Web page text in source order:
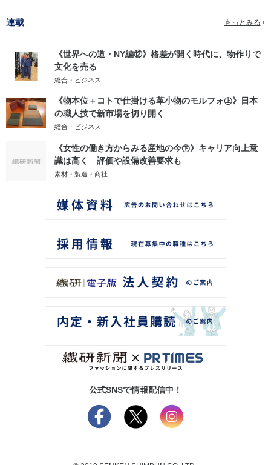
連載 もっとみる
《世界への道・NY編⑫》格差が開く時代に、物作りで
文化を売る
総合・ビジネス
《物本位＋コトで仕掛ける革小物のモルフォ㊤》日本
の職人技で新市場を切り開く
総合・ビジネス
《女性の働き方からみる産地の今㊦》キャリア向上意
識は高く 評価や設備改善要求も
素材・製造・商社
公式SNSで情報配信中！